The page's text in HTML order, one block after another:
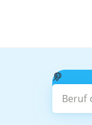
Beruf